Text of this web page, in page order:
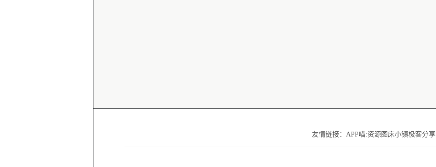
友情链接： APP喵:资源 图床小镇极客分享